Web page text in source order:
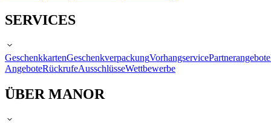
SERVICES
GeschenkkartenGeschenkverpackungVorhangservicePartnerangebote
AngeboteRückrufeAusschlüsseWettbewerbe
ÜBER MANOR